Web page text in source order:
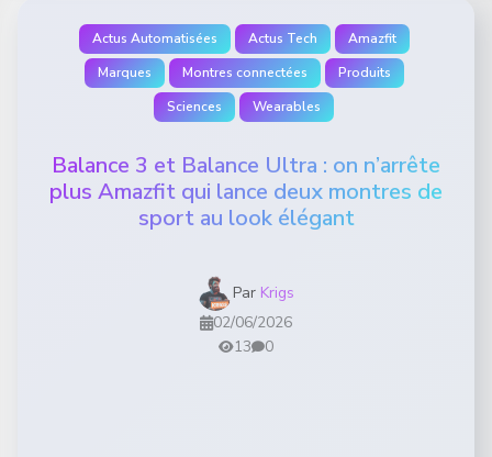
Actus Automatisées Actus Tech
Amazfit
Marques
Montres connectées
Produits
Sciences
Wearables
Balance 3 et Balance Ultra : on n’arrête
plus Amazfit qui lance deux montres de
sport au look élégant
Par Krigs
02/06/2026
13
0